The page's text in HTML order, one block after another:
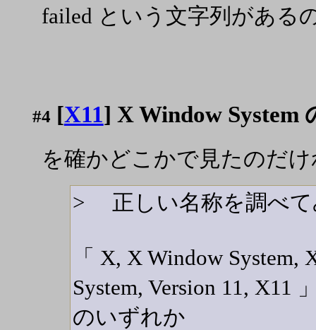
failed という文字列がある
#4 [X11] X Window System
を確かどこかで見たのだ
> 正しい名称を調べて
「 X, X Window System,
System, Version 11, X11
のいずれか